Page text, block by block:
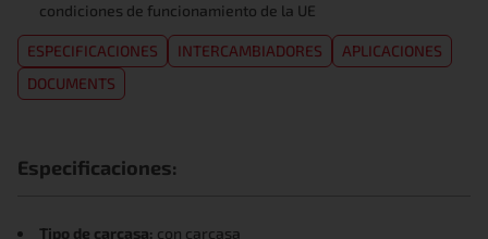
condiciones de funcionamiento de la UE
ESPECIFICACIONES INTERCAMBIADORES
APLICACIONES
DOCUMENTS
Especificaciones:
Tipo de carcasa: con carcasa